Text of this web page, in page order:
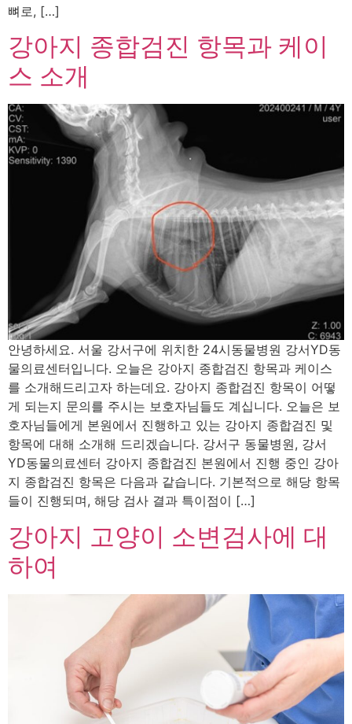
뼈로, […]
강아지 종합검진 항목과 케이
스 소개
안녕하세요. 서울 강서구에 위치한 24시동물병원 강서YD동
물의료센터입니다. 오늘은 강아지 종합검진 항목과 케이스
를 소개해드리고자 하는데요. 강아지 종합검진 항목이 어떻
게 되는지 문의를 주시는 보호자님들도 계십니다. 오늘은 보
호자님들에게 본원에서 진행하고 있는 강아지 종합검진 및
항목에 대해 소개해 드리겠습니다. 강서구 동물병원, 강서
YD동물의료센터 강아지 종합검진 본원에서 진행 중인 강아
지 종합검진 항목은 다음과 같습니다. 기본적으로 해당 항목
들이 진행되며, 해당 검사 결과 특이점이 […]
강아지 고양이 소변검사에 대
하여